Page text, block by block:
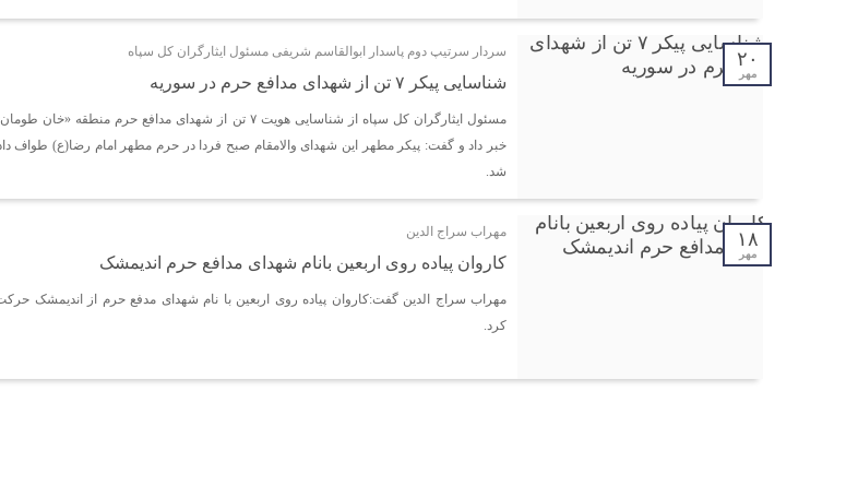
۲۰
مهر
سردار سرتیپ دوم پاسدار ابوالقاسم شریفی مسئول ایثارگران کل سپاه
شناسایی پیکر ۷ تن از شهدای مدافع حرم در سوریه
مسئول ایثارگران کل سپاه از شناسایی هویت ۷ تن از شهدای مدافع حرم منطقه
خبر داد و گفت: پیکر مطهر این شهدای والامقام صبح فردا در حرم مطهر امام رضا(ع) طواف
شد.
۱۸
مهر
مهراب سراج الدین
کاروان پیاده روی اربعین بانام شهدای مدافع حرم اندیمشک
مهراب سراج الدین گفت:کاروان پیاده روی اربعین با نام شهدای مدفع حرم از اندیمشک
کرد.